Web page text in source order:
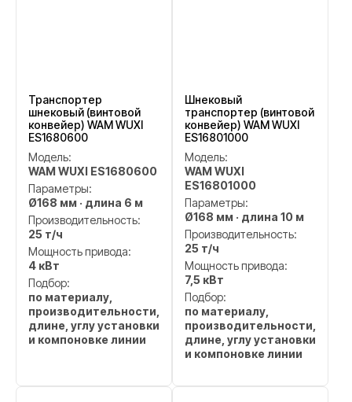
Транспортер
шнековый (винтовой
конвейер) WAM WUXI
ES1680600
Модель:
WAM WUXI ES1680600
Параметры:
Ø168 мм · длина 6 м
Производительность:
25 т/ч
Мощность привода:
4 кВт
Подбор:
по материалу,
производительности,
длине, углу установки
и компоновке линии
Шнековый
транспортер (винтовой
конвейер) WAM WUXI
ES16801000
Модель:
WAM WUXI
ES16801000
Параметры:
Ø168 мм · длина 10 м
Производительность:
25 т/ч
Мощность привода:
7,5 кВт
Подбор:
по материалу,
производительности,
длине, углу установки
и компоновке линии